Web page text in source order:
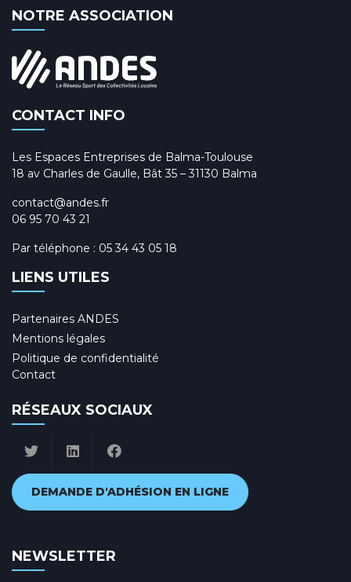
NOTRE ASSOCIATION
CONTACT INFO
Les Espaces Entreprises de Balma-Toulouse
18 av Charles de Gaulle, Bât 35 – 31130 Balma
contact@andes.fr
06 95 70 43 21
Par téléphone : 05 34 43 05 18
LIENS UTILES
Partenaires ANDES
Mentions légales
Politique de confidentialité
Contact
RÉSEAUX SOCIAUX
DEMANDE D'ADHÉSION EN LIGNE
NEWSLETTER